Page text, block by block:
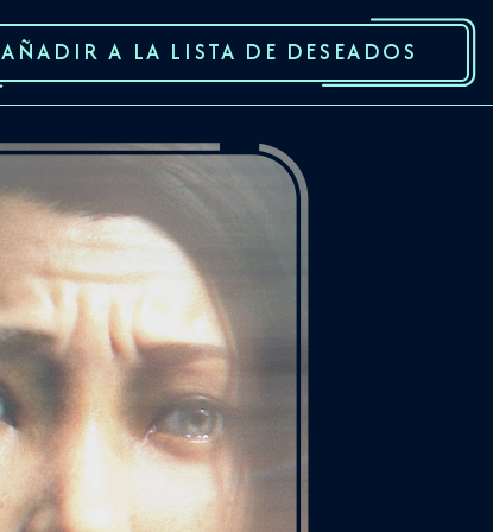
AÑADIR A LA LISTA DE DESEADOS